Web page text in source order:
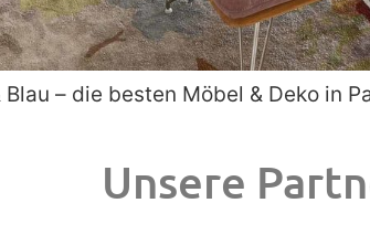
– die besten Möbel & Deko in
Unsere